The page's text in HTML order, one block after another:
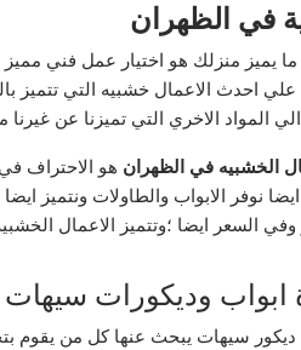
في الظهران
يميز منزلك هو اختيار عمل فني
احدث الاعمال خشبيه التي تتميز
المواد الاخري التي تميزنا عن
الخشبيه في الظهران هو الاحتراف
ايضا نوفر الابواب والطاولات ونتميز
السعر ايضا ؛وتتميز الاعمال
ابواب وديكورات سيهات
سيهات يبحث عنها كل من يقوم